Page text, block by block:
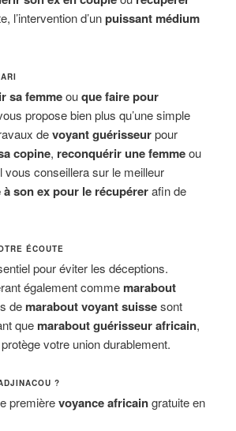
l’intervention d’unpuissant médium
sa femmeouque faire pour
propose bien plus qu’une simple
devoyant guérisseurpour
copine, reconquérir une femmeou
vous conseillera sur le meilleur
à son ex pour le récupérerafin de
ÉCOUTE
pour éviter les déceptions.
également comme marabout
de marabout voyant suissesont
que marabout guérisseur africain,
votre union durablement.
?
premièrevoyance africaingratuite en